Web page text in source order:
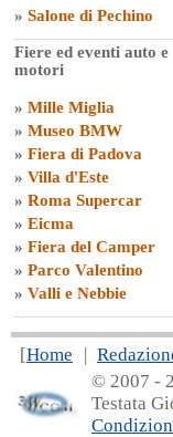
» Salone di Pechino
Fiere ed eventi auto e
motori
» Mille Miglia
» Museo BMW
» Fiera di Padova
» Villa d'Este
» Roma Supercar
» Eicma
» Fiera del Camper
» Parco Valentino
» Valli e Nebbie
[Home |
© 2007 -
Testata